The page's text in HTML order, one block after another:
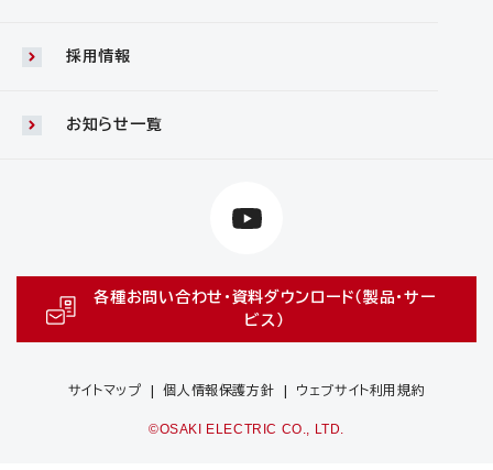
採用情報
お知らせ一覧
各種お問い合わせ・資料ダウンロード（製品・サー
ビス）
サイトマップ 個人情報保護方針 ウェブサイト利用規約
©OSAKI ELECTRIC CO., LTD.